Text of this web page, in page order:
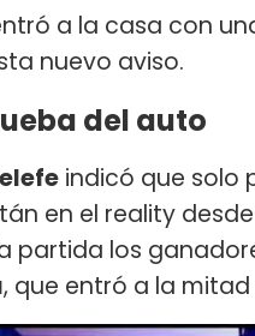
a la casa con
nuevo aviso.
del auto
indicó que solo
en el reality
partida los
, que entró a la